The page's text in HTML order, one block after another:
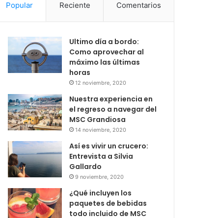
Popular Reciente Comentarios
Ultimo día a bordo:
Como aprovechar al
máximo las últimas
horas
12 noviembre, 2020
Nuestra experiencia en
el regreso a navegar del
MSC Grandiosa
14 noviembre, 2020
Así es vivir un crucero:
Entrevista a Silvia
Gallardo
9 noviembre, 2020
¿Qué incluyen los
paquetes de bebidas
todo incluido de MSC